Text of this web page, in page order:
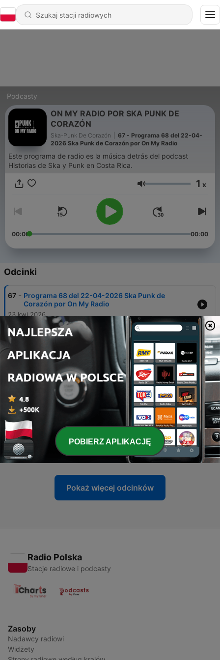
Podcasty
ON MY RADIO POR SKA PUNK DE
CORAZÓN
Ska-Punk De Corazón
67 - Programa 68 del 22-04-
2026 Ska Punk de Corazón por On My Radio
Este programa de radio es la música detrás del podcast
Historias de Ska y Punk en Costa Rica.
Głośność 1 x
00:00 00:00
Odcinki
67 - Programa 68 del 22-04-2026 Ska Punk de
Corazón por On My Radio
23 kwi 2026
66 - Programa 67, especial Los Fastidios
16 kwi 2026
On My Radio, Programa 66, 08-04-2026 por Ska
Punk de Corazón.
08 kwi 2026
64 - Programa 65 Estrenos Nacionales On My Radio
01-04-2026
01 kwi 2026
63 - Programa 64. 25-03-2026 Estrenos
25 mar 2026
Pokaż więcej odcinków
Radio Polska
Stacje radiowe i podcasty
Zasoby
Nadawcy radiowi
Widżety
POBIERZ APLIKACJĘ